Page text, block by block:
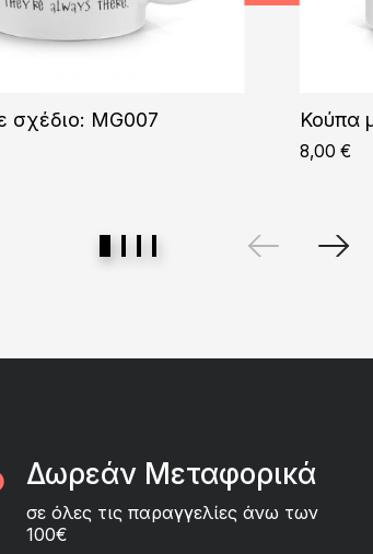
σχέδιο: MG007 Κούπα
8,00€
Δωρεάν Μεταφορικά
σε όλες τις παραγγελίες άνω των
100€